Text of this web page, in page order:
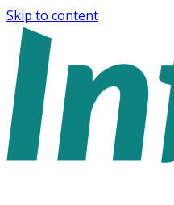
Skip to content